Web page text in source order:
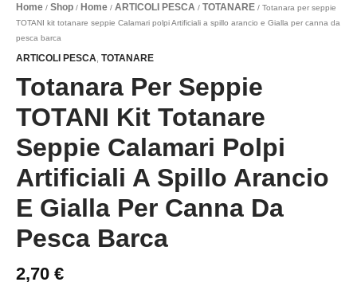
Home / Shop / Home / ARTICOLI PESCA / TOTANARE / Totanara per seppie
TOTANI kit totanare seppie Calamari polpi Artificiali a spillo arancio e Gialla per canna da
pesca barca
ARTICOLI PESCA TOTANARE
Totanara Per Seppie
TOTANI Kit Totanare
Seppie Calamari Polpi
Artificiali A Spillo Arancio
E Gialla Per Canna Da
Pesca Barca
2,70 €